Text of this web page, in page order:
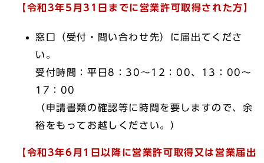
【令和3年5月31日までに営業許可取得された方】
窓口（受付・問い合わせ先）に届出てくださ
い。
受付時間：平日8：30～12：00、13：00～
17：00
（申請書類の確認等に時間を要しますので、余
裕をもってお越しください。）
【令和3年6月1日以降に営業許可取得又は営業届出